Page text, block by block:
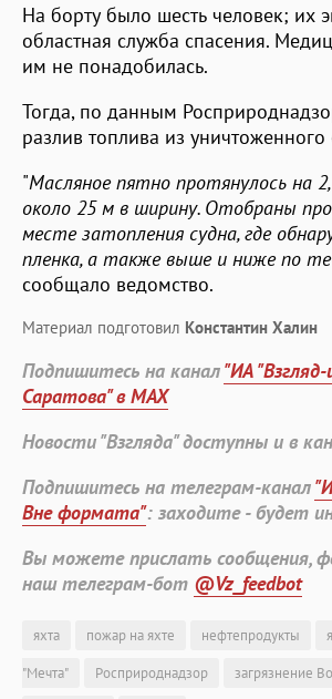
На борту было шесть человек; их
областная служба спасения.
им не понадобилась.
Тогда, по данным
разлив топлива из уничтоженного
"Масляное пятно протянулось на
около 25 м в ширину. Отобраны
месте затопления судна, где
пленка, а также выше и ниже по
сообщало ведомство.
Материал подготовил Константин Халин
Подпишитесь на канал"ИА
Саратова" в MAX
Новости "Взгляда" доступны и в
Подпишитесь на телеграм-канал
Вне формата": заходите - будет
Вы можете прислать сообщения,
наш телеграм-бот @Vz_feedbot
яхта пожар на яхте нефтепродукты
"Мечта"
Росприроднадзор
загрязнение